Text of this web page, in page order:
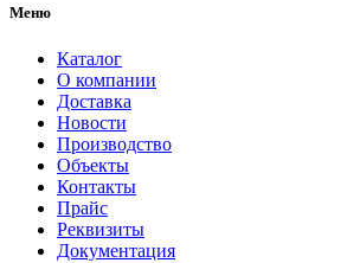
Меню
Каталог
О компании
Доставка
Новости
Производство
Объекты
Контакты
Прайс
Реквизиты
Документация